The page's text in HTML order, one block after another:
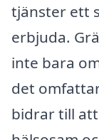
tjänster ett
erbjuda.
inte bara
det
bidrar till